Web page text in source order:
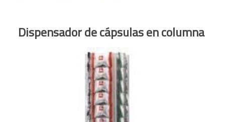
Dispensador de cápsulas en columna